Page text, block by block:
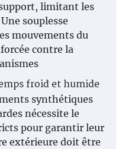
limitant les
souplesse
mouvements du
contre la
froid et humide
synthétiques
nécessite le
pour garantir leur
extérieure doit être